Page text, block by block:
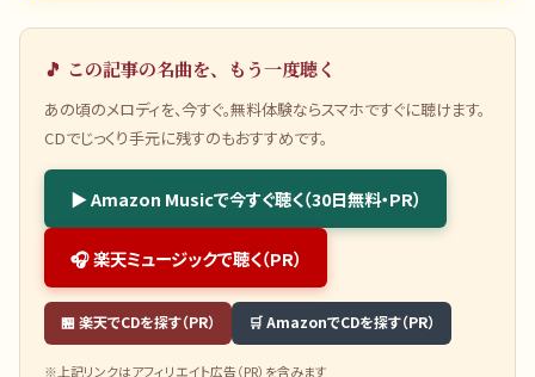
🎵 この記事の名曲を、もう一度聴く
あの頃のメロディを、今すぐ。無料体験ならスマホですぐに聴けます。
CDでじっくり手元に残すのもおすすめです。
▶ Amazon Musicで今すぐ聴く（30日無料・PR）
🎧 楽天ミュージックで聴く（PR）
🏪 楽天でCDを探す（PR） 🛒 AmazonでCDを探す（PR）
※上記リンクはアフィリエイト広告（PR）を含みます